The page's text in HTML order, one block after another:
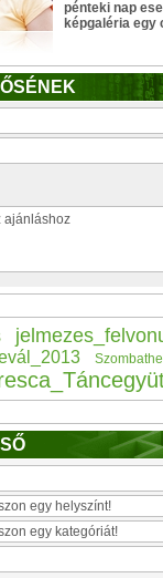
pénteki nap
képgaléria egy